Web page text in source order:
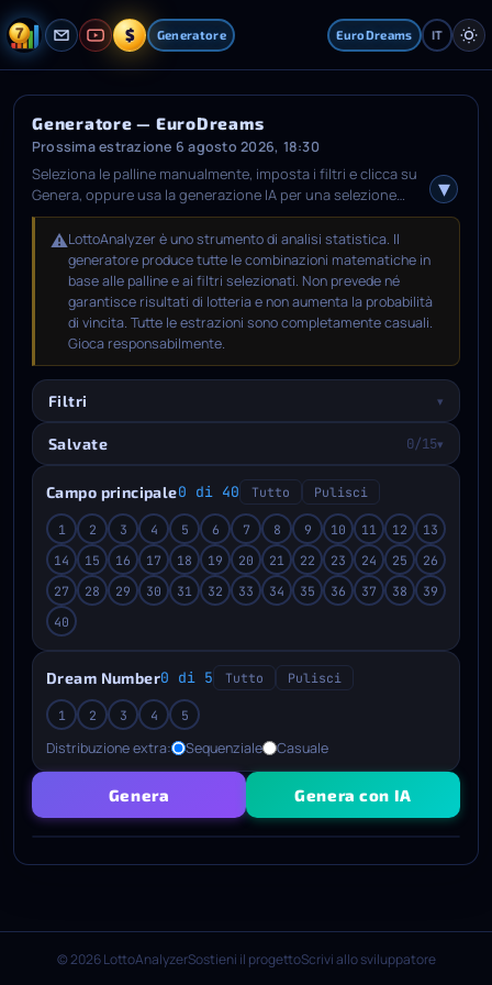
$ Generatore EuroDreams IT
Generatore — EuroDreams
Prossima estrazione 6 agosto 2026, 18:30
Seleziona le palline manualmente, imposta i filtri e clicca su
Genera, oppure usa la generazione IA per una selezione
automatica intelligente basata sull'analisi statistica. Dopo la
generazione, scegli le combinazioni che preferisci, apri la
scheda Salvate, seleziona una prossima estrazione e
salvale.
⚠️LottoAnalyzer è uno strumento di analisi statistica. Il
generatore produce tutte le combinazioni matematiche in
base alle palline e ai filtri selezionati. Non prevede né
garantisce risultati di lotteria e non aumenta la probabilità
di vincita. Tutte le estrazioni sono completamente casuali.
Gioca responsabilmente.
Filtri ▾
Campo principale0 di 40 Tutto Pulisci
1 2 3 4 5 6 7 8 9 10 11 12
13
14
15 16 17 18 19 20 21 22 23 24 25
26
27
28 29 30 31 32 33 34 35 36 37 38
39
40
Dream Number0 di 5 Tutto Pulisci
1 2 3 4 5
Distribuzione extra: Sequenziale Casuale
Genera Genera con IA
Salvate 0/15▾
© 2026 LottoAnalyzerSostieni il progettoScrivi allo sviluppatore